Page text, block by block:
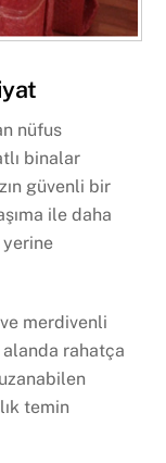
nüfus
binalar
güvenli bir
ile daha
yerine
merdivenli
alanda rahatça
temin